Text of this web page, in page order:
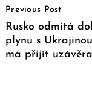
Navigation
Previous Post
Rusko odmítá
plynu s
má přijít uzávěra